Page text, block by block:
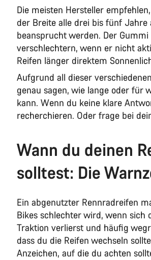
Die meisten Hersteller
der Breite alle drei bis fünf
beansprucht werden. Der
verschlechtern, wenn er nicht
Reifen länger direktem
Aufgrund all dieser
genau sagen, wie lange oder für
kann. Wenn du keine klare
recherchieren. Oder frage bei
Wann du deinen
solltest: Die
Ein abgenutzter Rennradreifen
Bikes schlechter wird, wenn
Traktion verlierst und häufig
dass du die Reifen wechseln
Anzeichen, auf die du achten